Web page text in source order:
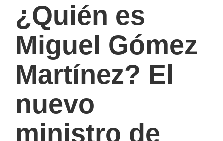
¿Quién es
Miguel Gómez
Martínez? El
nuevo
ministro de